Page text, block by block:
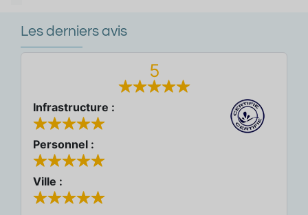
Les derniers avis
5
Infrastructure :
Personnel :
Ville :